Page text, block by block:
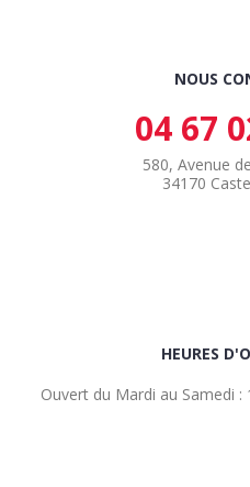
NOUS
04 67
580, Avenue
34170
HEURES
Ouvert du Mardi au Samedi :